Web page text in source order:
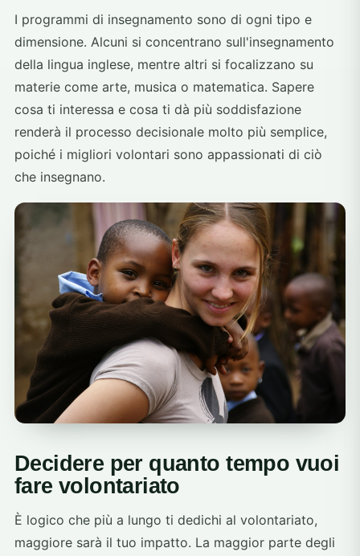
I programmi di insegnamento sono di ogni tipo e
dimensione. Alcuni si concentrano sull'insegnamento
della lingua inglese, mentre altri si focalizzano su
materie come arte, musica o matematica. Sapere
cosa ti interessa e cosa ti dà più soddisfazione
renderà il processo decisionale molto più semplice,
poiché i migliori volontari sono appassionati di ciò
che insegnano.
Decidere per quanto tempo vuoi
fare volontariato
È logico che più a lungo ti dedichi al volontariato,
maggiore sarà il tuo impatto. La maggior parte degli